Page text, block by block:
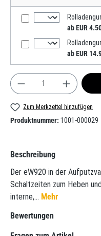
ab EUR
ab EUR
Produkt Anzahl: Gib
Zum Merkzettel hinzufügen
Produktnummer: 1001-000029
Beschreibung
Der eW920 in der
Schaltzeiten zum Heben
interne,… Mehr
Bewertungen